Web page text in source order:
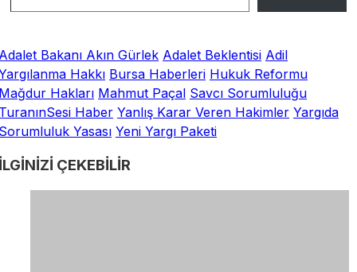
Bakanı Akın Gürlek Adalet Beklentisi Adil
Hakkı Bursa Haberleri Hukuk Reformu
Hakları Mahmut Paçal Savcı Sorumluluğu
Haber Yanlış Karar Veren Hakimler Yargıda
Yasası Yeni Yargı Paketi
ÇEKEBİLİR